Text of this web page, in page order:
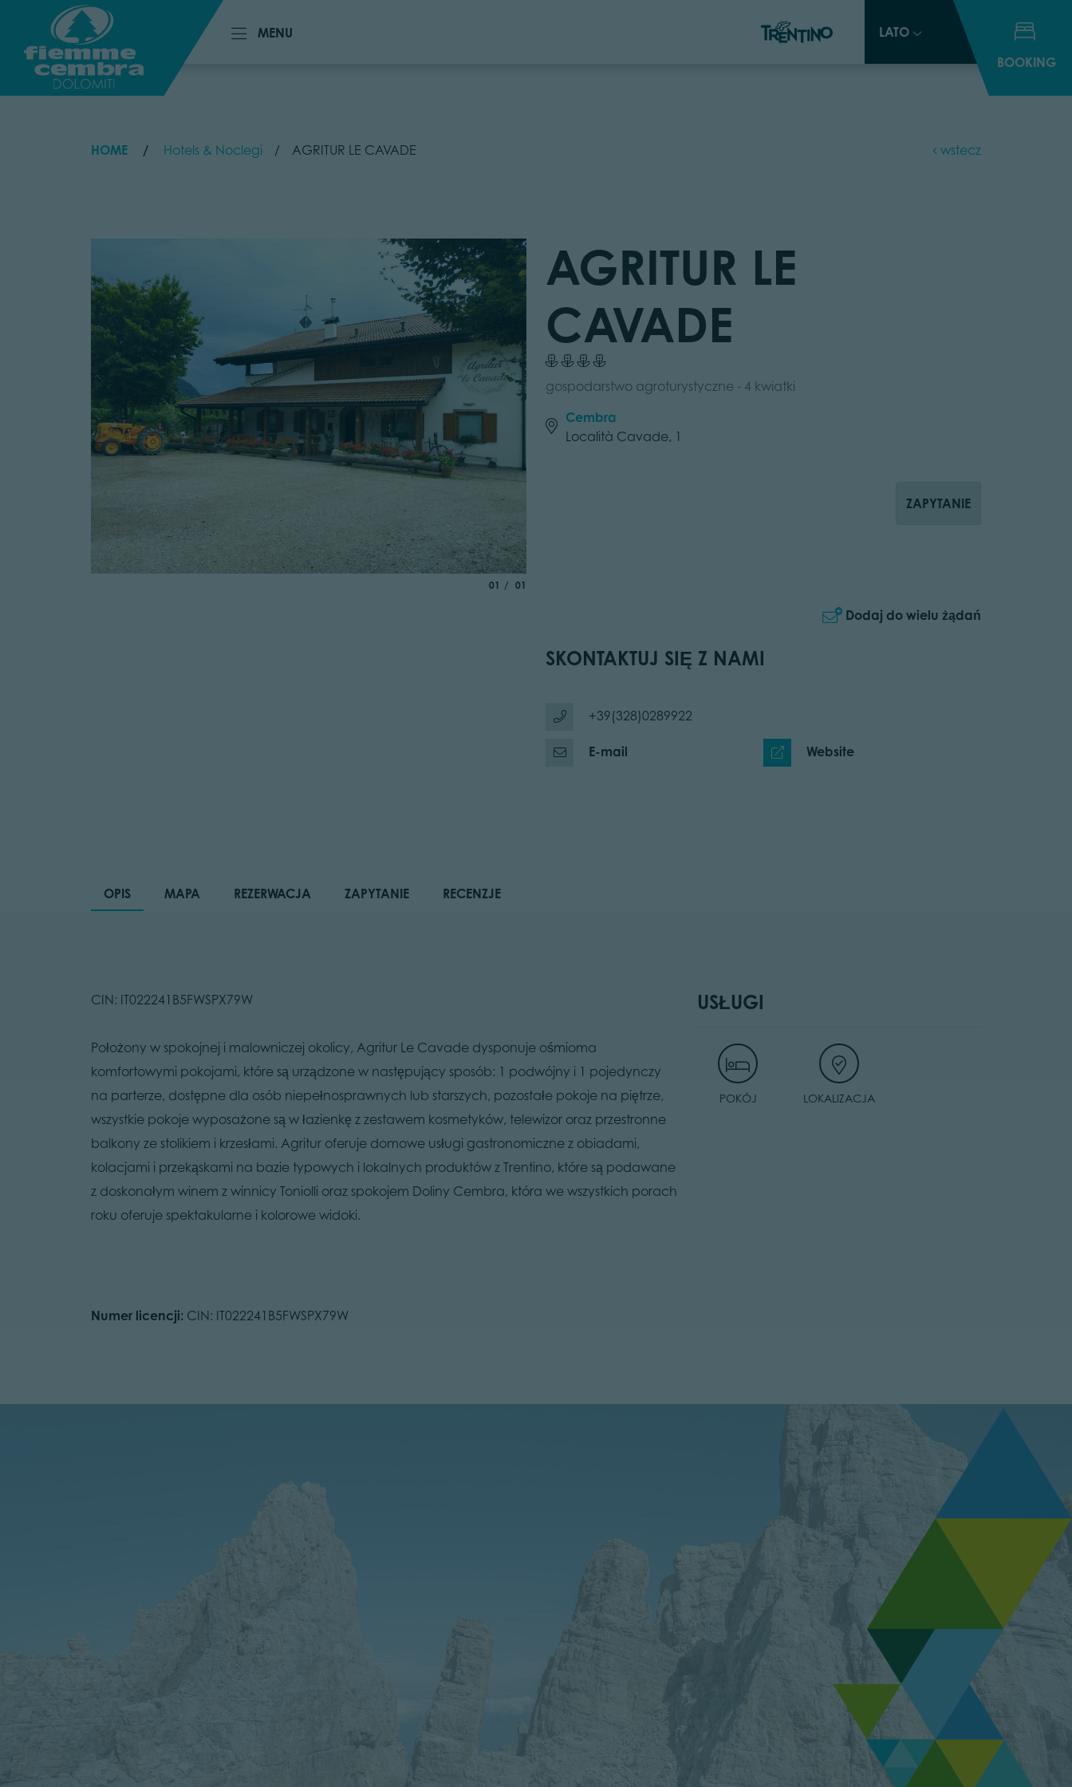
MENU
LATO
BOOKING
MENU
LATO
BOOKING
HOME Hotels & Noclegi AGRITUR LE CAVADE wstecz
aria.slide_indicator.prefix
01 of
01
AGRITUR LE
CAVADE
gospodarstwo agroturystyczne - 4 kwiatki
Cembra
Località Cavade, 1
ZAPYTANIE
Dodaj do wielu żądań
SKONTAKTUJ SIĘ Z NAMI
+39(328)0289922
E-mail Website
OPIS MAPA REZERWACJA ZAPYTANIE RECENZJE
CIN: IT022241B5FWSPX79W
Położony w spokojnej i malowniczej okolicy, Agritur Le Cavade dysponuje ośmioma
komfortowymi pokojami, które są urządzone w następujący sposób: 1 podwójny i 1 pojedynczy
na parterze, dostępne dla osób niepełnosprawnych lub starszych, pozostałe pokoje na piętrze,
wszystkie pokoje wyposażone są w łazienkę z zestawem kosmetyków, telewizor oraz przestronne
balkony ze stolikiem i krzesłami. Agritur oferuje domowe usługi gastronomiczne z obiadami,
kolacjami i przekąskami na bazie typowych i lokalnych produktów z Trentino, które są podawane
z doskonałym winem z winnicy Toniolli oraz spokojem Doliny Cembra, która we wszystkich porach
roku oferuje spektakularne i kolorowe widoki.
Numer licencji: CIN: IT022241B5FWSPX79W
USŁUGI
POKÓJ LOKALIZACJA